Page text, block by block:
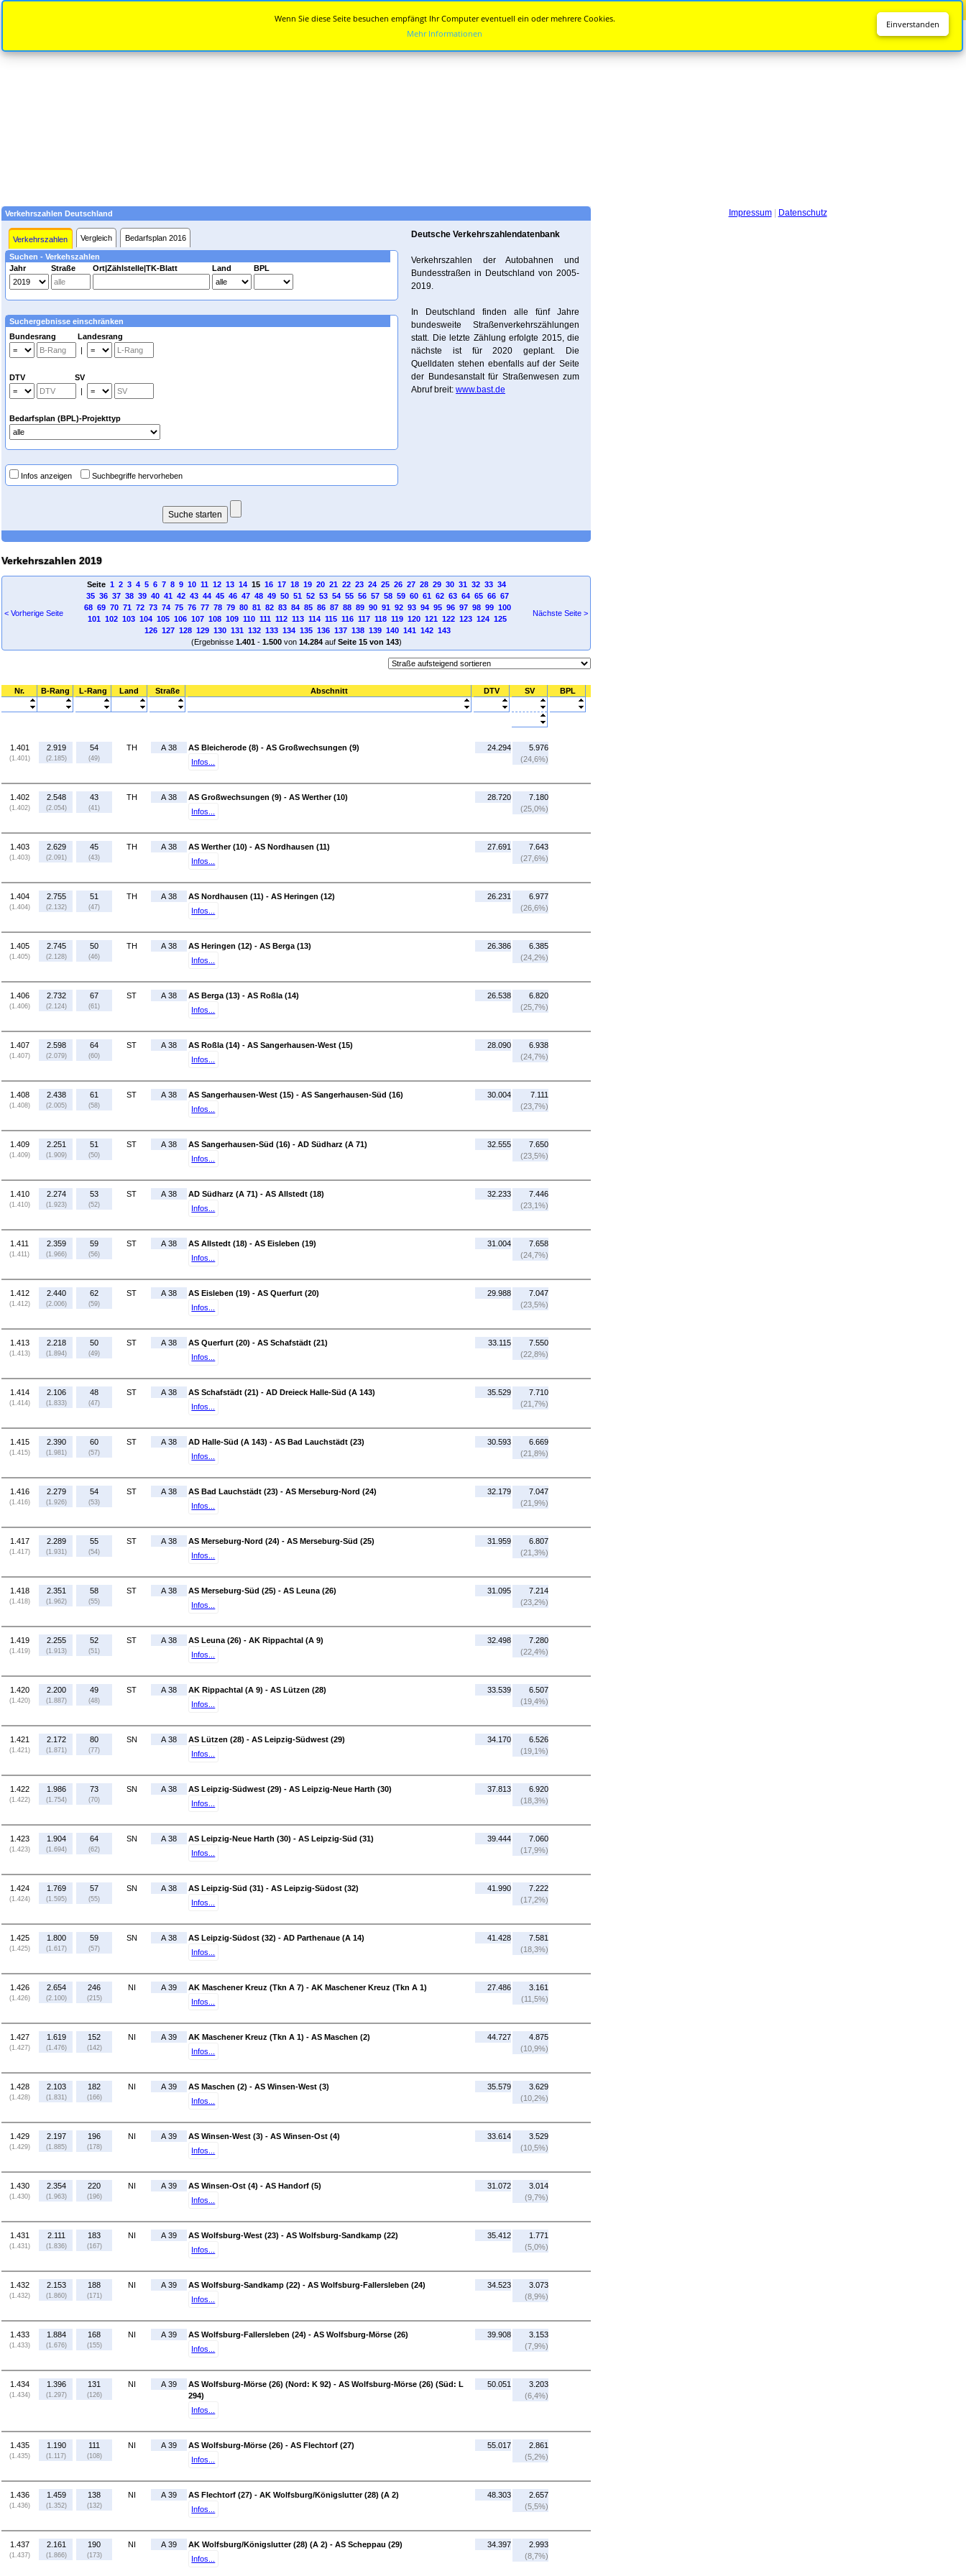
Verkehrszahlen Deutschland
Verkehrszahlen Vergleich Bedarfsplan 2016
Suchen - Verkehszahlen
Jahr
Straße Ort|Zählstelle|TK-Blatt Land BPL
Suchergebnisse einschränken
Bundesrang Landesrang
|
DTV SV
|
Bedarfsplan (BPL)-Projekttyp
Infos anzeigen Suchbegriffe hervorheben
Deutsche Verkehrszahlendatenbank
Verkehrszahlen der Autobahnen und
Bundesstraßen in Deutschland von 2005-
2019.
In Deutschland finden alle fünf Jahre
bundesweite Straßenverkehrszählungen
statt. Die letzte Zählung erfolgte 2015, die
nächste ist für 2020 geplant. Die
Quelldaten stehen ebenfalls auf der Seite
der Bundesanstalt für Straßenwesen zum
Abruf breit: www.bast.de
Verkehrszahlen 2019
< Vorherige Seite
Seite 1 2 3 4 5 6 7 8 9 10 11 12 13 1415 16 17 18 19 20 21 22 23 24 25 26 27 28 29 30 31 32 33 34
35 36 37 38 39 40 41 42 43 44 45 46 47 48 49 50 51 52 53 54 55 56 57 58 59 60 61 62 63 64 65 66 67
68 69 70 71 72 73 74 75 76 77 78 79 80 81 82 83 84 85 86 87 88 89 90 91 92 93 94 95 96 97 98 99 100
101 102 103 104 105 106 107 108 109 110 111 112 113 114 115 116 117 118 119 120 121 122 123 124 125
126 127 128 129 130 131 132 133 134 135 136 137 138 139 140 141 142 143
(Ergebnisse 1.401- 1.500von 14.284auf Seite 15 von 143)
Nächste Seite >
Nr. B-Rang L-Rang Land Straße Abschnitt DTV SV BPL
1.401
(1.401)
2.919
(2.185)
54
(49)
TH A 38
AS Bleicherode (8) - AS Großwechsungen (9)
Infos...
24.294
5.976
(24,6%)
1.402
(1.402)
2.548
(2.054)
43
(41)
TH A 38
AS Großwechsungen (9) - AS Werther (10)
Infos...
28.720
7.180
(25,0%)
1.403
(1.403)
2.629
(2.091)
45
(43)
TH A 38
AS Werther (10) - AS Nordhausen (11)
Infos...
27.691
7.643
(27,6%)
1.404
(1.404)
2.755
(2.132)
51
(47)
TH A 38
AS Nordhausen (11) - AS Heringen (12)
Infos...
26.231
6.977
(26,6%)
1.405
(1.405)
2.745
(2.128)
50
(46)
TH A 38
AS Heringen (12) - AS Berga (13)
Infos...
26.386
6.385
(24,2%)
1.406
(1.406)
2.732
(2.124)
67
(61)
ST A 38
AS Berga (13) - AS Roßla (14)
Infos...
26.538
6.820
(25,7%)
1.407
(1.407)
2.598
(2.079)
64
(60)
ST A 38
AS Roßla (14) - AS Sangerhausen-West (15)
Infos...
28.090
6.938
(24,7%)
1.408
(1.408)
2.438
(2.005)
61
(58)
ST A 38
AS Sangerhausen-West (15) - AS Sangerhausen-Süd (16)
Infos...
30.004
7.111
(23,7%)
1.409
(1.409)
2.251
(1.909)
51
(50)
ST A 38
AS Sangerhausen-Süd (16) - AD Südharz (A 71)
Infos...
32.555
7.650
(23,5%)
1.410
(1.410)
2.274
(1.923)
53
(52)
ST A 38
AD Südharz (A 71) - AS Allstedt (18)
Infos...
32.233
7.446
(23,1%)
1.411
(1.411)
2.359
(1.966)
59
(56)
ST A 38
AS Allstedt (18) - AS Eisleben (19)
Infos...
31.004
7.658
(24,7%)
1.412
(1.412)
2.440
(2.006)
62
(59)
ST A 38
AS Eisleben (19) - AS Querfurt (20)
Infos...
29.988
7.047
(23,5%)
1.413
(1.413)
2.218
(1.894)
50
(49)
ST A 38
AS Querfurt (20) - AS Schafstädt (21)
Infos...
33.115
7.550
(22,8%)
1.414
(1.414)
2.106
(1.833)
48
(47)
ST A 38
AS Schafstädt (21) - AD Dreieck Halle-Süd (A 143)
Infos...
35.529
7.710
(21,7%)
1.415
(1.415)
2.390
(1.981)
60
(57)
ST A 38
AD Halle-Süd (A 143) - AS Bad Lauchstädt (23)
Infos...
30.593
6.669
(21,8%)
1.416
(1.416)
2.279
(1.926)
54
(53)
ST A 38
AS Bad Lauchstädt (23) - AS Merseburg-Nord (24)
Infos...
32.179
7.047
(21,9%)
1.417
(1.417)
2.289
(1.931)
55
(54)
ST A 38
AS Merseburg-Nord (24) - AS Merseburg-Süd (25)
Infos...
31.959
6.807
(21,3%)
1.418
(1.418)
2.351
(1.962)
58
(55)
ST A 38
AS Merseburg-Süd (25) - AS Leuna (26)
Infos...
31.095
7.214
(23,2%)
1.419
(1.419)
2.255
(1.913)
52
(51)
ST A 38
AS Leuna (26) - AK Rippachtal (A 9)
Infos...
32.498
7.280
(22,4%)
1.420
(1.420)
2.200
(1.887)
49
(48)
ST A 38
AK Rippachtal (A 9) - AS Lützen (28)
Infos...
33.539
6.507
(19,4%)
1.421
(1.421)
2.172
(1.871)
80
(77)
SN A 38
AS Lützen (28) - AS Leipzig-Südwest (29)
Infos...
34.170
6.526
(19,1%)
1.422
(1.422)
1.986
(1.754)
73
(70)
SN A 38
AS Leipzig-Südwest (29) - AS Leipzig-Neue Harth (30)
Infos...
37.813
6.920
(18,3%)
1.423
(1.423)
1.904
(1.694)
64
(62)
SN A 38
AS Leipzig-Neue Harth (30) - AS Leipzig-Süd (31)
Infos...
39.444
7.060
(17,9%)
1.424
(1.424)
1.769
(1.595)
57
(55)
SN A 38
AS Leipzig-Süd (31) - AS Leipzig-Südost (32)
Infos...
41.990
7.222
(17,2%)
1.425
(1.425)
1.800
(1.617)
59
(57)
SN A 38
AS Leipzig-Südost (32) - AD Parthenaue (A 14)
Infos...
41.428
7.581
(18,3%)
1.426
(1.426)
2.654
(2.100)
246
(215)
NI A 39
AK Maschener Kreuz (Tkn A 7) - AK Maschener Kreuz (Tkn A 1)
Infos...
27.486
3.161
(11,5%)
1.427
(1.427)
1.619
(1.476)
152
(142)
NI A 39
AK Maschener Kreuz (Tkn A 1) - AS Maschen (2)
Infos...
44.727
4.875
(10,9%)
1.428
(1.428)
2.103
(1.831)
182
(166)
NI A 39
AS Maschen (2) - AS Winsen-West (3)
Infos...
35.579
3.629
(10,2%)
1.429
(1.429)
2.197
(1.885)
196
(178)
NI A 39
AS Winsen-West (3) - AS Winsen-Ost (4)
Infos...
33.614
3.529
(10,5%)
1.430
(1.430)
2.354
(1.963)
220
(196)
NI A 39
AS Winsen-Ost (4) - AS Handorf (5)
Infos...
31.072
3.014
(9,7%)
1.431
(1.431)
2.111
(1.836)
183
(167)
NI A 39
AS Wolfsburg-West (23) - AS Wolfsburg-Sandkamp (22)
Infos...
35.412
1.771
(5,0%)
1.432
(1.432)
2.153
(1.860)
188
(171)
NI A 39
AS Wolfsburg-Sandkamp (22) - AS Wolfsburg-Fallersleben (24)
Infos...
34.523
3.073
(8,9%)
1.433
(1.433)
1.884
(1.676)
168
(155)
NI A 39
AS Wolfsburg-Fallersleben (24) - AS Wolfsburg-Mörse (26)
Infos...
39.908
3.153
(7,9%)
1.434
(1.434)
1.396
(1.297)
131
(126)
NI A 39
AS Wolfsburg-Mörse (26) (Nord: K 92) - AS Wolfsburg-Mörse (26) (Süd: L
294)
Infos...
50.051
3.203
(6,4%)
1.435
(1.435)
1.190
(1.117)
111
(108)
NI A 39
AS Wolfsburg-Mörse (26) - AS Flechtorf (27)
Infos...
55.017
2.861
(5,2%)
1.436
(1.436)
1.459
(1.352)
138
(132)
NI A 39
AS Flechtorf (27) - AK Wolfsburg/Königslutter (28) (A 2)
Infos...
48.303
2.657
(5,5%)
1.437
(1.437)
2.161
(1.866)
190
(173)
NI A 39
AK Wolfsburg/Königslutter (28) (A 2) - AS Scheppau (29)
Infos...
34.397
2.993
(8,7%)
Impressum| Datenschutz
Einverstanden
Wenn Sie diese Seite besuchen empfängt Ihr Computer eventuell ein oder mehrere Cookies.
Mehr Informationen